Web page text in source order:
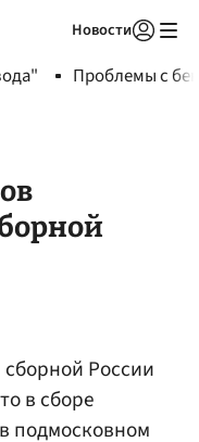
Новости
Проблемы с
России
в сборе
подмосковном